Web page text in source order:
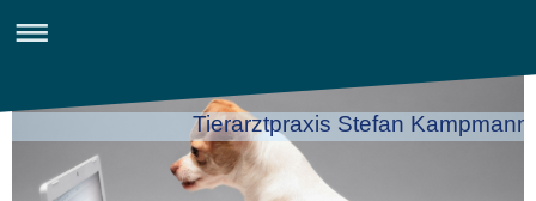
Tierarztpraxis Stefan Kampmann